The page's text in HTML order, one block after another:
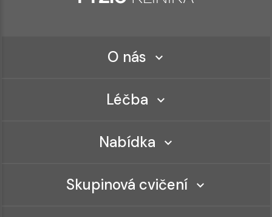
O nás
Léčba
Nabídka
Skupinová cvičení